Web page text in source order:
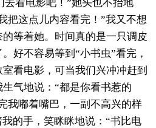
去看电影吧！”她头也不抬地
把这点儿内容看完！”我又不想
等着她。时间真的是一只调皮
好不容易等到“小书虫”看完，
看电影，可当我们兴冲冲赶到
气地说：“都是你看书惹的
我嘟着嘴巴，一副不高兴的样
的手，笑眯眯地说：“书比电